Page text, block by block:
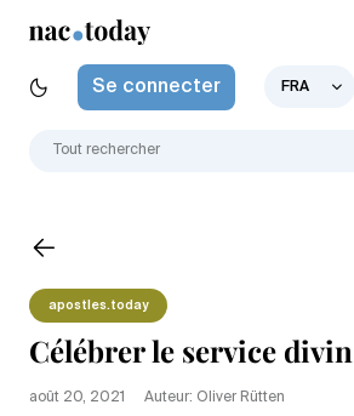
Se connecter FRA
apostles.today
Célébrer le service divin
août 20, 2021
Auteur: Oliver Rütten